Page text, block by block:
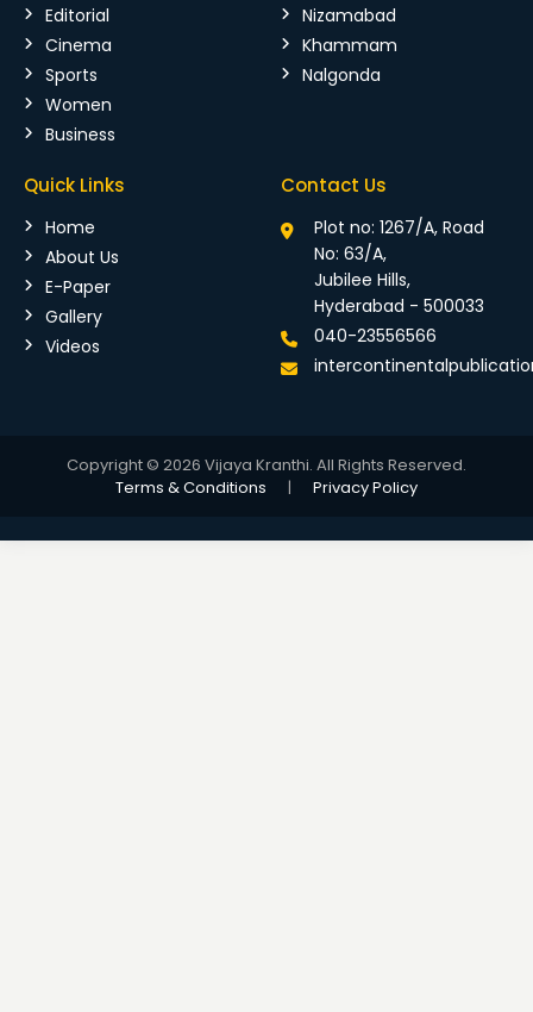
Editorial
Cinema
Sports
Women
Business
Nizamabad
Khammam
Nalgonda
Quick Links
Home
About Us
E-Paper
Gallery
Videos
Contact Us
Plot no: 1267/A, Road
No: 63/A,
Jubilee Hills,
Hyderabad - 500033
040-23556566
Copyright © 2026 Vijaya Kranthi. All Rights Reserved.
Terms & Conditions
| Privacy Policy